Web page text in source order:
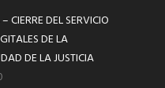
CIERRE DEL SERVICIO
DE LA
DE LA JUSTICIA